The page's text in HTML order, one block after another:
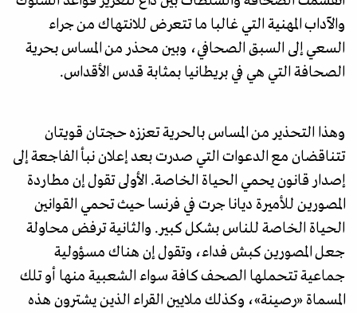
والآداب المهنية التي غالبا ما تتعرض للانتهاك من جراء
السعي إلى السبق الصحافي، وبين محذر من المساس بحرية
الصحافة التي هي في بريطانيا بمثابة قدس الأقداس.
وهذا التحذير من المساس بالحرية تعززه حجتان قويتان
تتناقضان مع الدعوات التي صدرت بعد إعلان نبأ الفاجعة إلى
إصدار قانون يحمي الحياة الخاصة. الأولى تقول إن مطاردة
المصورين للأميرة ديانا جرت في فرنسا حيث تحمي القوانين
الحياة الخاصة للناس بشكل كبير. والثانية ترفض محاولة
جعل المصورين كبش فداء، وتقول إن هناك مسؤولية
جماعية تتحملها الصحف كافة سواء الشعبية منها أو تلك
المسماة «رصينة»، وكذلك ملايين القراء الذين يشترون هذه